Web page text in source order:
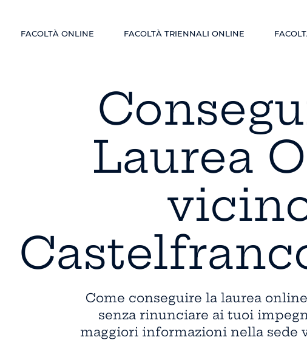
FACOLTÀ ONLINE FACOLTÀ TRIENNALI ONLINE
Laurea
Come conseguire la laurea
senza rinunciare ai tuoi
maggiori informazioni nella sede